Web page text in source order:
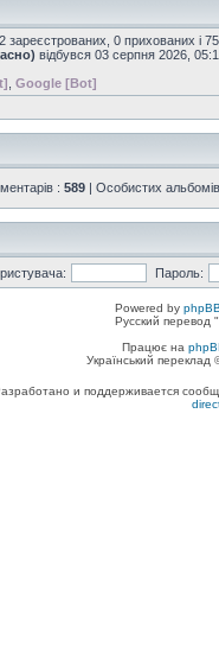
зареєстрованих, 0 прихованих і
відбувся 03 серпня 2026,
Google [Bot]
: 589 | Особистих
Пароль:
Powered by
Русский перевод
Працює на
Український
и поддерживается